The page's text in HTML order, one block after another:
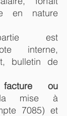
en nature
interne,
bulletin de
facture ou
mise à